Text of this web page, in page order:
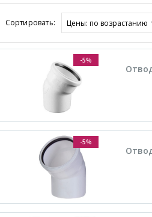
Сортировать:
-5%
-5%